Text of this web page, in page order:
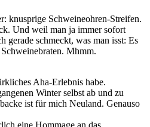
knusprige Schweineohren-Streifen.
Und weil man ja immer sofort
gerade schmeckt, was man isst: Es
Mhmm.
Aha-Erlebnis habe.
Winter selbst ab und zu
ist für mich Neuland. Genauso
eine Hommage an das